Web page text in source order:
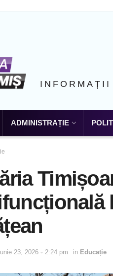
ADMINISTRAȚIE
23, 2026 ◦ 2:24 pm in Educație